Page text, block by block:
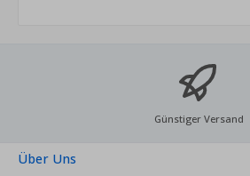
Günstiger Versand
Über Uns